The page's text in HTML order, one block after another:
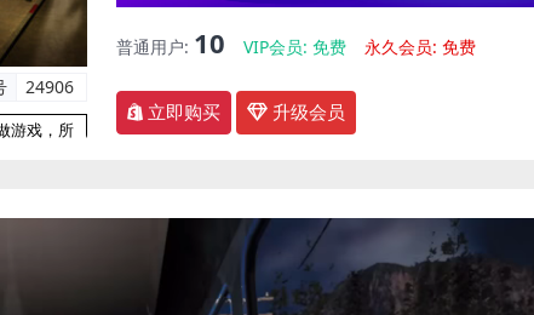
24906
游戏，所
普通用户: 10 VIP会员:免费 永久会员:免费
立即购买 升级会员